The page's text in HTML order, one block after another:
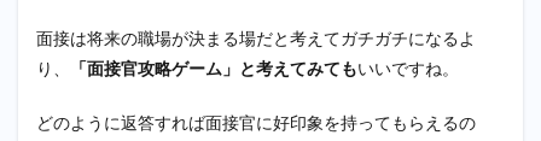
面接は将来の職場が決まる場だと考えてガチガチになるよ
り、
「面接官攻略ゲーム」と考えてみてもいいですね。
どのように返答すれば面接官に好印象を持ってもらえるの